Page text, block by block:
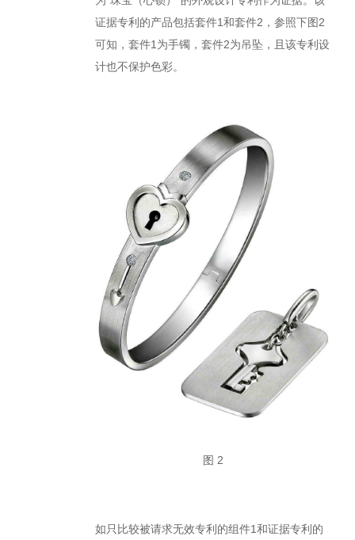
证据专利的产品包括套件1和套件2，参照下图2
可知，套件1为手镯，套件2为吊坠，且该专利设
计也不保护色彩。
图 2
如只比较被请求无效专利的组件1和证据专利的